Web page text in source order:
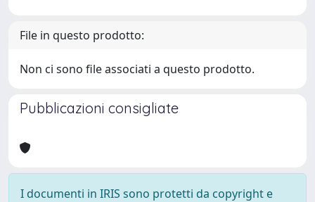
File in questo prodotto:
Non ci sono file associati a questo prodotto.
Pubblicazioni consigliate
I documenti in IRIS sono protetti da copyright e